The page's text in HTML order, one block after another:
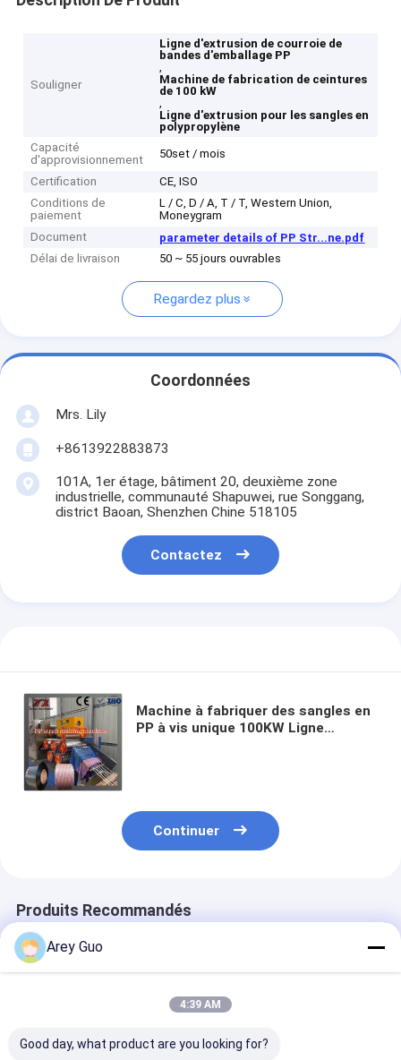
Souligner
Ligne d'extrusion de courroie de
bandes d'emballage PP
,
Machine de fabrication de ceintures
de 100 kW
,
Ligne d'extrusion pour les sangles en
polypropylène
Capacité
d'approvisionnement
50set / mois
Certification
CE, ISO
Conditions de
paiement
L / C, D / A, T / T, Western Union,
Moneygram
Document
parameter details of PP Str...ne.pdf
Délai de livraison
50 ~ 55 jours ouvrables
Regardez plus
Coordonnées
Mrs. Lily
+8613922883873
101A, 1er étage, bâtiment 20, deuxième zone
industrielle, communauté Shapuwei, rue Songgang,
district Baoan, Shenzhen Chine 518105
Contactez
Machine à fabriquer des sangles en
PP à vis unique 100KW Ligne
Continuer
Produits Recommandés
Arey Guo
4:39 AM
Good day, what product are you looking for?